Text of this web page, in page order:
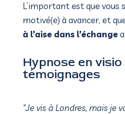
L’important est que vous
motivé(e) à avancer, et
à l’aise dans l’échange
Hypnose en visio
témoignages
"Je vis à Londres, mais je